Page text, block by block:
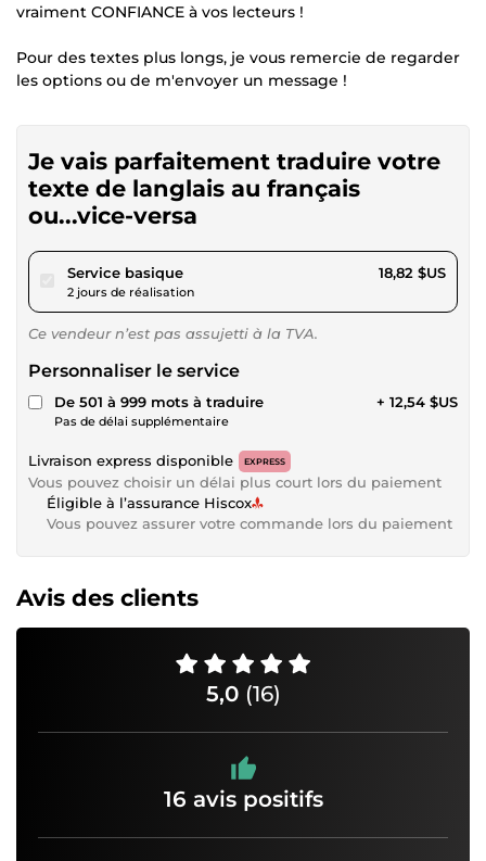
vraiment CONFIANCE à vos lecteurs !
Pour des textes plus longs, je vous remercie de regarder
les options ou de m'envoyer un message !
Je vais parfaitement traduire votre
texte de langlais au français
ou...vice-versa
Service basiquepour 17,34 $US
2 jours de réalisation
18,82 $US
Ce vendeur n’est pas assujetti à la TVA.
Personnaliser le service
De 501 à 999 mots à traduire
Pas de délai supplémentaire
+ 12,54 $US
Livraison express disponible EXPRESS
Vous pouvez choisir un délai plus court lors du paiement
Éligible à l’assurance Hiscox
Vous pouvez assurer votre commande lors du paiement
Avis des clients
5,0 (16)
16 avis positifs